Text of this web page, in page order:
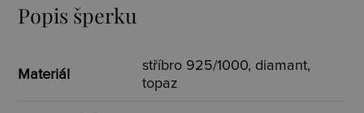
Popis šperku
Materiál
stříbro 925/1000, diamant,
topaz